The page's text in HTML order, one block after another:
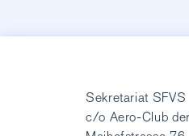
Sekretariat SFVS
c/o Aero-Club